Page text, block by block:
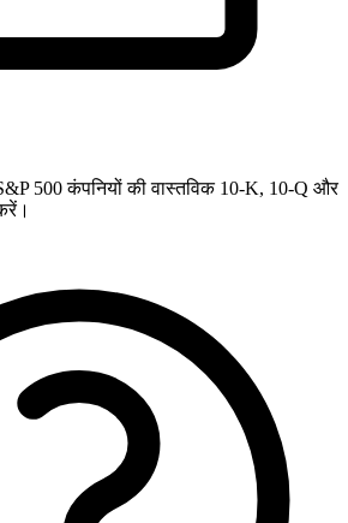
500 कंपनियों की वास्तविक 10-K, 10-Q और